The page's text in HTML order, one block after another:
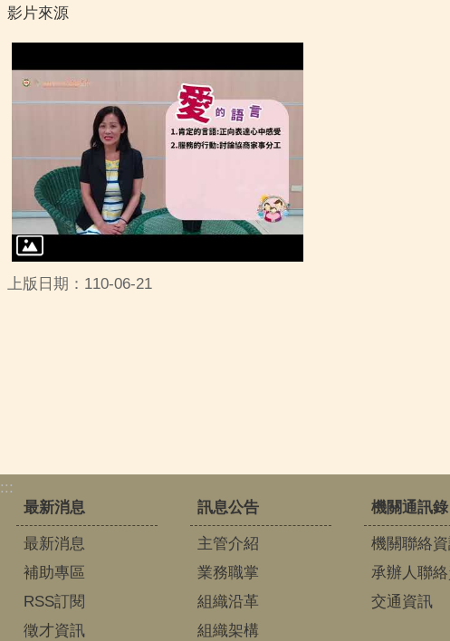
影片來源
上版日期：110-06-21
:::
最新消息
最新消息
補助專區
RSS訂閱
徵才資訊
訊息公告
主管介紹
業務職掌
組織沿革
組織架構
機關通訊錄
機關聯絡
承辦人聯
交通資訊